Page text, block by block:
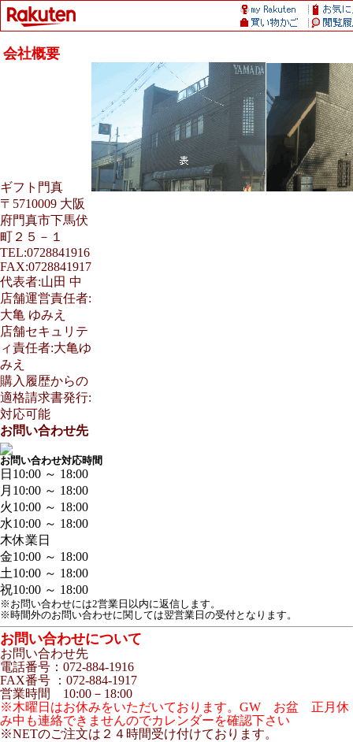
会社概要
ギフト門真
〒5710009 大阪
府門真市下馬伏
町２５－１
TEL:0728841916
FAX:0728841917
代表者:山田 中
店舗運営責任者:
大亀 ゆみえ
店舗セキュリテ
ィ責任者:大亀ゆ
みえ
購入履歴からの
適格請求書発行:
対応可能
お問い合わせ先
お問い合わせ対応時間
日 10:00 ～ 18:00
月 10:00 ～ 18:00
火10:00 ～ 18:00
水10:00 ～ 18:00
木休業日
金10:00 ～ 18:00
土10:00 ～ 18:00
祝10:00 ～ 18:00
※お問い合わせには2営業日以内に返信します。
※時間外のお問い合わせに関しては翌営業日の受付となります。
お問い合わせについて
お問い合わせ先
電話番号：072-884-1916
FAX番号 ：072-884-1917
営業時間 10:00－18:00
※木曜日はお休みをいただいております。GW お盆 正月休
み中も連絡できませんのでカレンダーを確認下さい
※NETのご注文は２４時間受け付けております。